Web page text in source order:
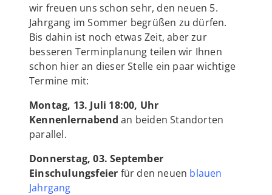
wir freuen uns schon sehr, den neuen 5.
Jahrgang im Sommer begrüßen zu dürfen.
Bis dahin ist noch etwas Zeit, aber zur
besseren Terminplanung teilen wir Ihnen
schon hier an dieser Stelle ein paar wichtige
Termine mit:
Montag, 13. Juli 18:00, Uhr
Kennenlernabend an beiden Standorten
parallel.
Donnerstag, 03. September
Einschulungsfeier für den neuen blauen
Jahrgang